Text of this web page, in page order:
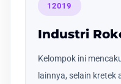
12019
Industri
Kelompok ini
lainnya, selain